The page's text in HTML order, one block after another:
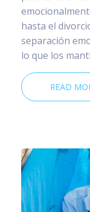
hasta el
separación
lo que los
READ